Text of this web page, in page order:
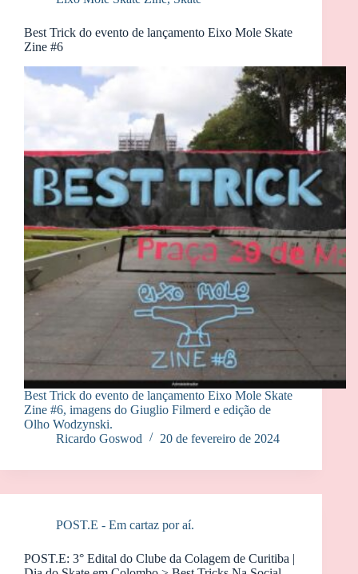
Best Trick do evento de lançamento Eixo Mole Skate
Zine #6
Best Trick do evento de lançamento Eixo Mole Skate
Zine #6, imagens do Giuglio Filmerd e edição de
Olho Wodzynski.
Ricardo Goswod
20 de fevereiro de 2024
POST.E - Em cartaz por aí.
POST.E: 3° Edital do Clube da Colagem de Curitiba |